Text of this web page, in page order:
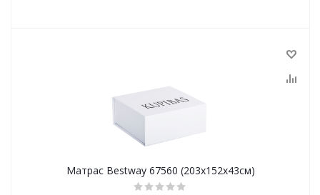
Матрас Bestway 67560 (203х152х43см)